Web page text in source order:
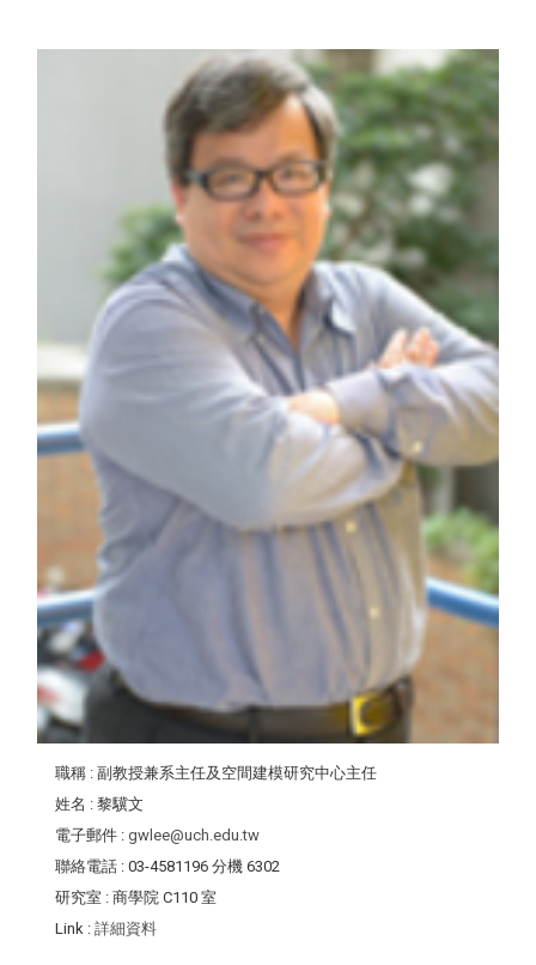
職稱 : 副教授兼系主任及空間建模研究中心主任
姓名 : 黎驥文
電子郵件 : gwlee@uch.edu.tw
聯絡電話 : 03-4581196 分機 6302
研究室 : 商學院 C110 室
Link : 詳細資料